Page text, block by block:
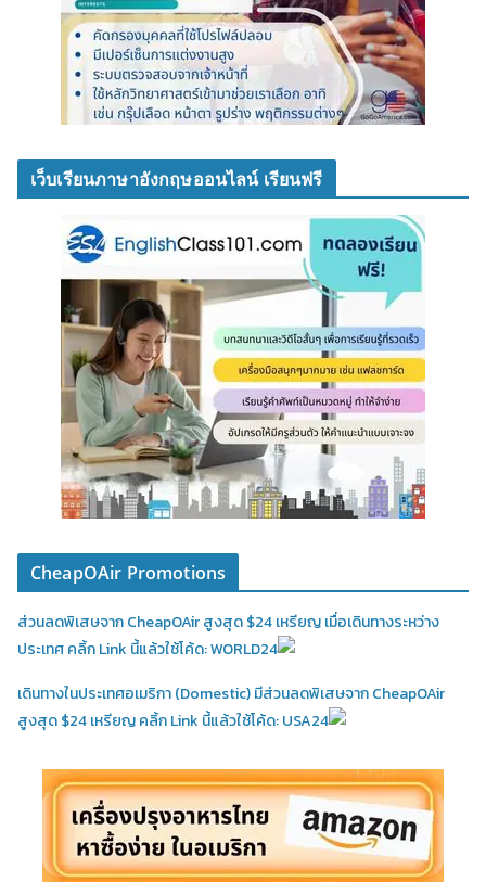
เว็บเรียนภาษาอังกฤษออนไลน์ เรียนฟรี
CheapOAir Promotions
ส่วนลดพิเสษจาก CheapOAir สูงสุด $24 เหรียญ เมื่อเดินทางระหว่าง
ประเทศ คลิ้ก Link นี้แล้วใช้โค้ด: WORLD24
เดินทางในประเทศอเมริกา (Domestic)มีส่วนลดพิเสษจาก CheapOAir
สูงสุด $24 เหรียญ คลิ้ก Link นี้แล้วใช้โค้ด: USA24